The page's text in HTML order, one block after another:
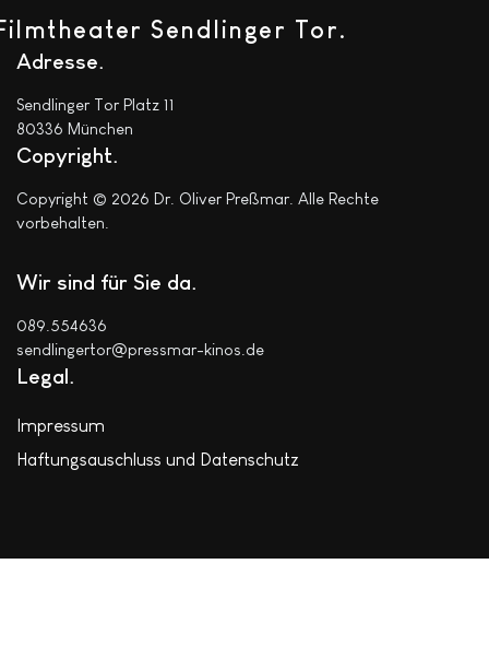
Sendlinger Tor.
Adresse
Sendlinger Tor Platz 11
80336 München
Copyright
Copyright © 2026 Dr. Oliver Preßmar. Alle Rechte
vorbehalten.
Wir sind für Sie da
089.554636
sendlingertor@pressmar-kinos.de
Legal
Impressum
Haftungsauschluss und Datenschutz